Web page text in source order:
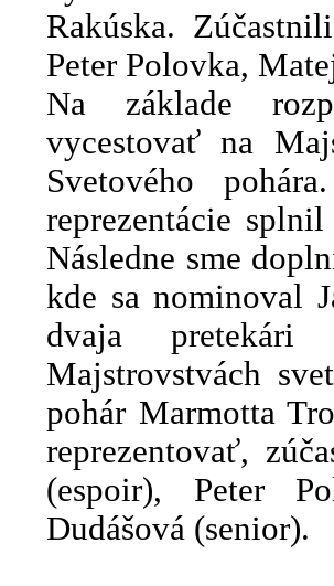
Rakúska.
Peter Polovka,
Na základe
vycestovať na
Svetového
reprezentácie
Následne sme
kde sa nominoval
dvaja pretekári
Majstrovstvách
pohár Marmotta
reprezentovať,
(espoir), Peter
Dudášová (senior).